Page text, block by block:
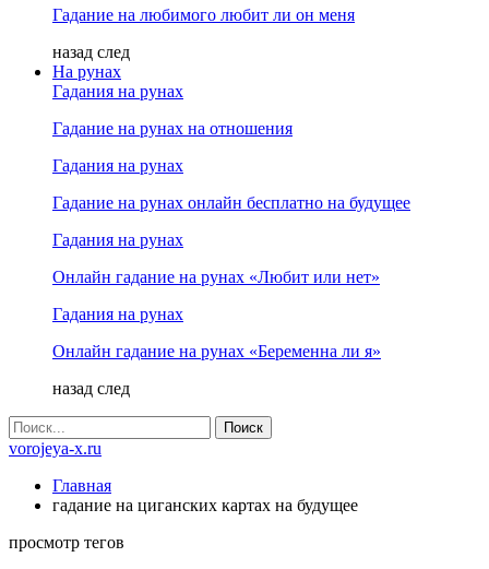
Гадание на любимого любит ли он меня
назад след
На рунах
Гадания на рунах
Гадание на рунах на отношения
Гадания на рунах
Гадание на рунах онлайн бесплатно на будущее
Гадания на рунах
Онлайн гадание на рунах «Любит или нет»
Гадания на рунах
Онлайн гадание на рунах «Беременна ли я»
назад след
vorojeya-x.ru
Главная
гадание на циганских картах на будущее
просмотр тегов